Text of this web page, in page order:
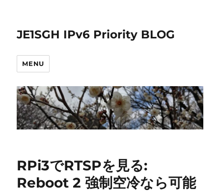
JE1SGH IPv6 Priority BLOG
MENU
RPi3でRTSPを見る:
Reboot 2 強制空冷なら可能